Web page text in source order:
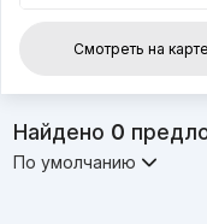
Смотреть на карте
Найдено 0
По умолчанию